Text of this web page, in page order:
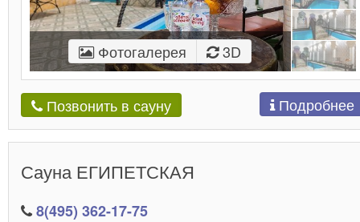
Фотогалерея 3D
Позвонить в сауну Подробнее
Сауна ЕГИПЕТСКАЯ
8(495) 362-17-75